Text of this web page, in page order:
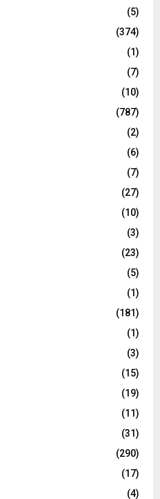
(5)
(374)
(1)
(7)
(10)
(787)
(2)
(6)
(7)
(27)
(10)
(3)
(23)
(5)
(1)
(181)
(1)
(3)
(15)
(19)
(11)
(31)
(290)
(17)
(4)